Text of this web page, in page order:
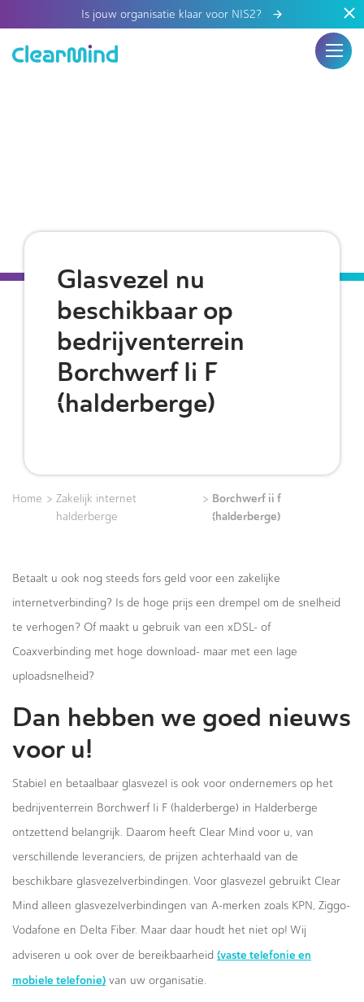
Is jouw organisatie klaar voor NIS2?
Glasvezel nu
beschikbaar op
bedrijventerrein
Borchwerf Ii F
(halderberge)
Home > Zakelijk internet
halderberge
> Borchwerf ii f
(halderberge)
Betaalt u ook nog steeds fors geld voor een zakelijke
internetverbinding? Is de hoge prijs een drempel om de snelheid
te verhogen? Of maakt u gebruik van een xDSL- of
Coaxverbinding met hoge download- maar met een lage
uploadsnelheid?
Dan hebben we goed nieuws
voor u!
Stabiel en betaalbaar glasvezel is ook voor ondernemers op het
bedrijventerrein Borchwerf Ii F (halderberge) in Halderberge
ontzettend belangrijk. Daarom heeft Clear Mind voor u, van
verschillende leveranciers, de prijzen achterhaald van de
beschikbare glasvezelverbindingen. Voor glasvezel gebruikt Clear
Mind alleen glasvezelverbindingen van A-merken zoals KPN, Ziggo-
Vodafone en Delta Fiber. Maar daar houdt het niet op! Wij
adviseren u ook over de bereikbaarheid (vaste telefonie en
mobiele telefonie) van uw organisatie.